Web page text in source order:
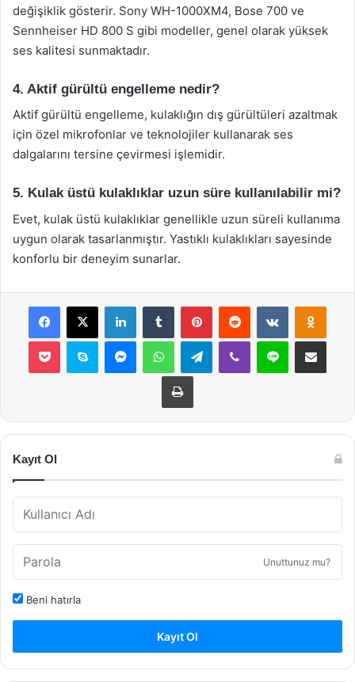
değişiklik gösterir. Sony WH-1000XM4, Bose 700 ve
Sennheiser HD 800 S gibi modeller, genel olarak yüksek
ses kalitesi sunmaktadır.
4. Aktif gürültü engelleme nedir?
Aktif gürültü engelleme, kulaklığın dış gürültüleri azaltmak
için özel mikrofonlar ve teknolojiler kullanarak ses
dalgalarını tersine çevirmesi işlemidir.
5. Kulak üstü kulaklıklar uzun süre kullanılabilir mi?
Evet, kulak üstü kulaklıklar genellikle uzun süreli kullanıma
uygun olarak tasarlanmıştır. Yastıklı kulaklıkları sayesinde
konforlu bir deneyim sunarlar.
Facebook
X LinkedInTumblr PinterestReddit VKontakte
Pocket Skype MessengerWhatsAppTelegramViber Line E-Posta ile
Yazdır
Kayıt Ol
Unuttunuz mu?
Beni hatırla
Kayıt Ol